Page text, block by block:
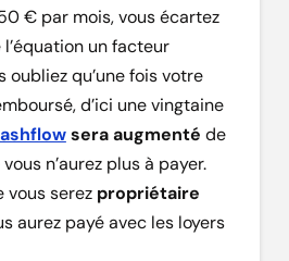
€ par mois, vous écartez
un facteur
oubliez qu’une fois votre
d’ici une vingtaine
sera augmenté de
n’aurez plus à payer.
vous serez propriétaire
aurez payé avec les loyers